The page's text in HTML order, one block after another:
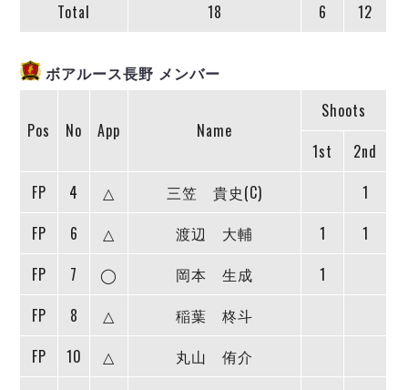
選手の通算記録（Ｆ２）
ヴォスクオーレ仙台
Y．S．C．C．横浜
アグレミーナ浜松
ポルセイド浜田
ミラクルスマイル新居浜
Total 18 6 12
ボアルース長野 メンバー
Pos No App Name
Shoots
1st
2nd
FP
4 △ 三笠 貴史(C)
1
FP
6 △ 渡辺 大輔 1
1
FP
7 ◯ 岡本 生成
1
FP
8 △
稲葉 柊斗
FP
10 △
丸山 侑介